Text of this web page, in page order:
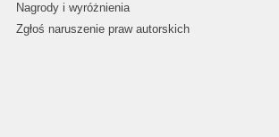
Nagrody i wyróżnienia
Zgłoś naruszenie praw autorskich